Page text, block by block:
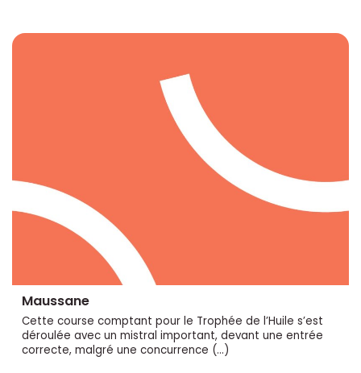
Maussane
Cette course comptant pour le Trophée de l’Huile s’est
déroulée avec un mistral important, devant une entrée
correcte, malgré une concurrence (…)